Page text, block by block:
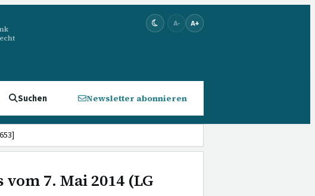
A- A+
Suchen Newsletter abonnieren
vom 7. Mai 2014 (LG